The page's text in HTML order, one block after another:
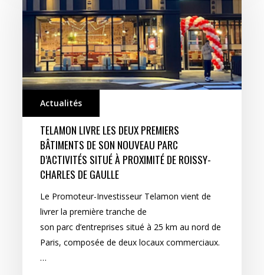
Actualités
TELAMON LIVRE LES DEUX PREMIERS
BÂTIMENTS DE SON NOUVEAU PARC
D’ACTIVITÉS SITUÉ À PROXIMITÉ DE ROISSY-
CHARLES DE GAULLE
Le Promoteur-Investisseur Telamon vient de
livrer la première tranche de
son parc d’entreprises situé à 25 km au nord de
Paris, composée de deux locaux commerciaux.
…